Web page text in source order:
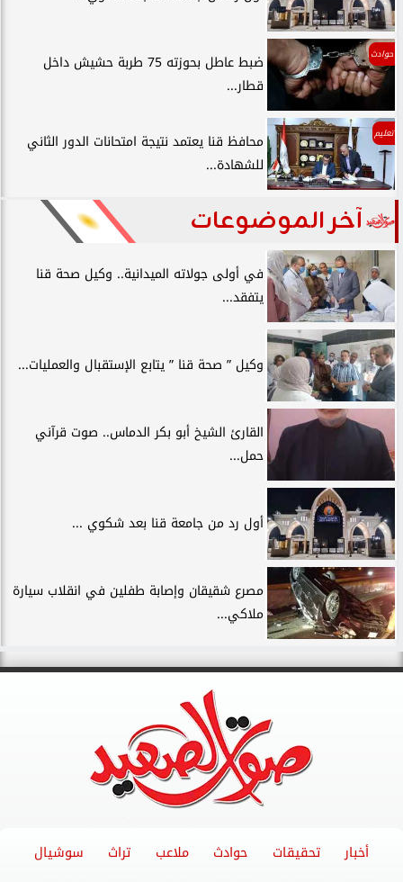
حوادث
ضبط عاطل بحوزته 75 طربة حشيش داخل
قطار...
تعليم
محافظ قنا يعتمد نتيجة امتحانات الدور الثاني
للشهادة...
آخر الموضوعات
في أولى جولاته الميدانية.. وكيل صحة قنا
يتفقد...
وكيل ” صحة قنا ” يتابع الإستقبال والعمليات...
القارئ الشيخ أبو بكر الدماس.. صوت قرآني
حمل...
أول رد من جامعة قنا بعد شكوي ...
مصرع شقيقان وإصابة طفلين في انقلاب سيارة
ملاكي...
أخبار تحقيقات حوادث ملاعب تراث سوشيال